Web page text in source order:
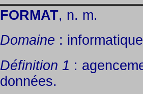
FORMAT, n. m.
Domaine :
Définition 1 :
données.